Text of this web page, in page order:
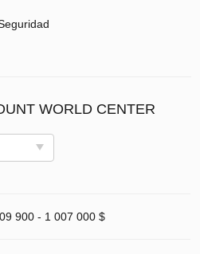
WORLD CENTER
900 - 1 007 000 $